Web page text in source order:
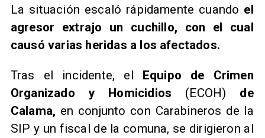
La situación escaló rápidamente cuando el
agresor extrajo un cuchillo, con el cual
causó varias heridas a los afectados.
Tras el incidente, el Equipo de Crimen
Organizado y Homicidios (ECOH) de
Calama, en conjunto con Carabineros de la
SIP y un fiscal de la comuna, se dirigieron al